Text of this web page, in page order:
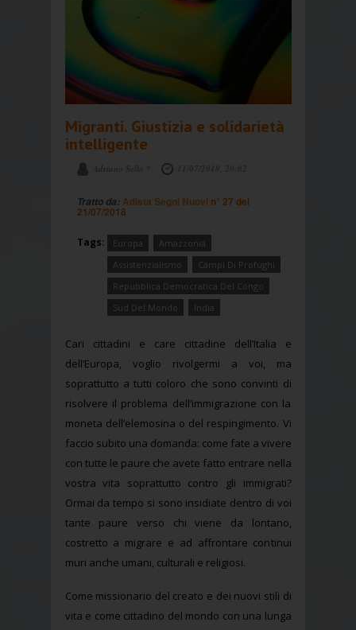
Migranti. Giustizia e solidarietà
intelligente
Tratto da: Adista Segni Nuovi n° 27 del
21/07/2018
Tags: Europa
Amazzonia
Assistenzialismo
Campi Di Profughi
Repubblica Democratica Del Congo
Sud Del Mondo
India
Cari cittadini e care cittadine dell’Italia e
dell’Europa, voglio rivolgermi a voi, ma
soprattutto a tutti coloro che sono convinti di
risolvere il problema dell’immigrazione con la
moneta dell’elemosina o del respingimento. Vi
faccio subito una domanda: come fate a vivere
con tutte le paure che avete fatto entrare nella
vostra vita soprattutto contro gli immigrati?
Ormai da tempo si sono insidiate dentro di voi
tante paure verso chi viene da lontano,
costretto a migrare e ad affrontare continui
muri anche umani, culturali e religiosi.
Come missionario del creato e dei nuovi stili di
vita e come cittadino del mondo con una lunga